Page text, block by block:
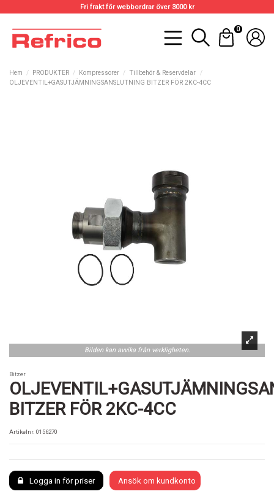
Fri frakt för webbordrar över 3000 kr
0
Hem PRODUKTER Kompressorer
Tillbehör & Reservdelar
OLJEVENTIL+GASUTJÄMNINGSANSLUTNING BITZER FÖR 2KC-4CC
Bilden kan avvika från verkligheten.
Bitzer
BITZER FÖR 2KC-4CC
Artikelnr. 0156270
Logga in för priser Ansök om kundkonto